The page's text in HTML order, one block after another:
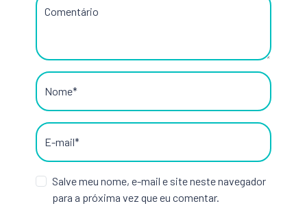
Comentário
Nome*
E-mail*
Salve meu nome, e-mail e site neste navegador
para a próxima vez que eu comentar.